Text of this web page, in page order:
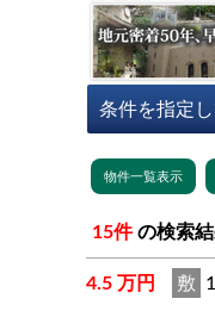
15件 の検索
4.5 万円 敷